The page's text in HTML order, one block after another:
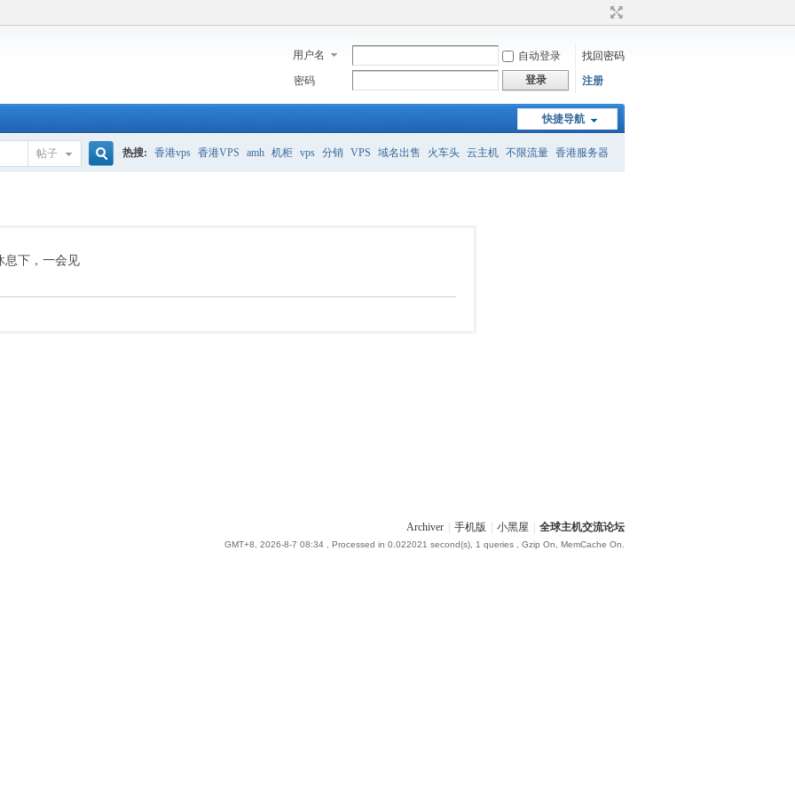
用户名 自动登录
找回密码
密码
登录 注册
快捷导航
帖子 热搜: 香港vps 香港VPS amh 机柜 vps 分销 VPS 域名出售 火车头 云主机 不限流量 香港服务器
息下，一会见
Archiver 手机版 小黑屋 全球主机交流论坛
GMT+8, 2026-8-7 08:34 , Processed in 0.022021 second(s), 1 queries , Gzip On, MemCache On.